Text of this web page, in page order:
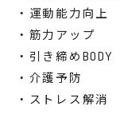
・運動能力向上
・筋力アップ
・引き締めBODY
・介護予防
・ストレ